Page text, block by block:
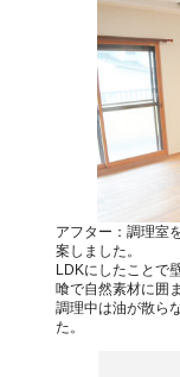
アフター：調理室
案しました。
LDKにしたことで
喰で自然素材に囲
調理中は油が散ら
た。